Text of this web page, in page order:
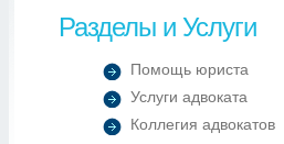
Разделы и Услуги
Помощь юриста
Услуги адвоката
Коллегия адвокатов